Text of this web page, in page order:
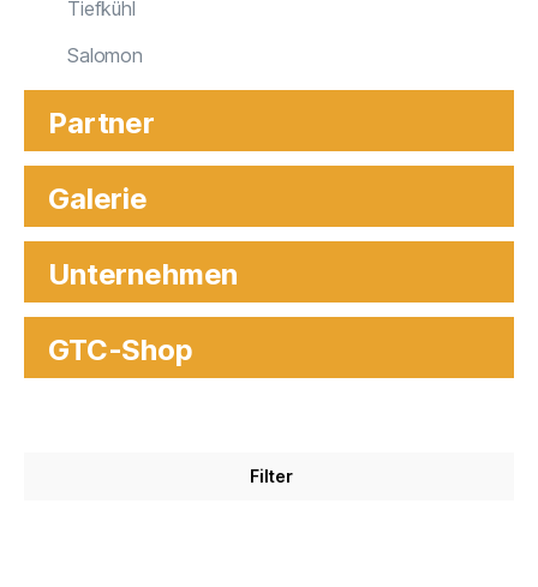
Tiefkühl
Salomon
Partner
Galerie
Unternehmen
GTC-Shop
Filter